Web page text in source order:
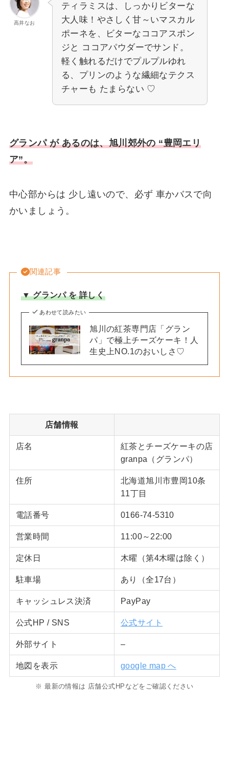
高井なお
ティラミスは、しっかりビターな
大人味！やさしく甘～いマスカル
ポーネを、ビターなココアスポン
ジと ココアパウダーでサンド。
軽く触れるだけでプルプルゆれ
る、プリンのような繊細なテクス
チャーも たまらない ♡
グランパ が あるのは、旭川郊外の “豊岡エリ
ア”。
中心部からは 少し遠いので、必ず 車かバスで向
かいましょう。
関連記事
▼ グランパ を 詳しく
あわせて読みたい
旭川の紅茶専門店「グラン
パ」で極上チーズケーキ！人
生史上NO.1のおいしさ♡
店舗情報
店名
紅茶とチーズケーキの店
granpa（グランパ）
住所
北海道旭川市豊岡10条
11丁目
電話番号 0166-74-5310
営業時間 11:00～22:00
定休日 木曜（第4木曜は除く）
駐車場 あり（全17台）
キャッシュレス決済 PayPay
公式HP / SNS 公式サイト
外部サイト –
地図を表示 google map へ
※ 最新の情報は 店舗公式HPなどをご確認ください